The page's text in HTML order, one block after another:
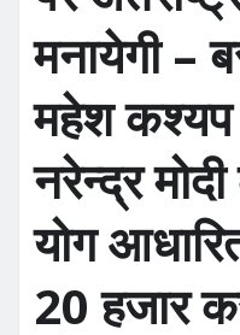
मनायेगी –
महेश कश्यप
नरेन्द्र
योग
20 हजार